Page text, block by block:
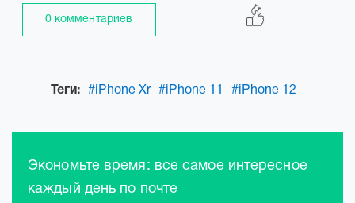
0 комментариев
Теги: #iPhone Xr #iPhone 11 #iPhone 12
Экономьте время: все самое интересное
каждый день по почте